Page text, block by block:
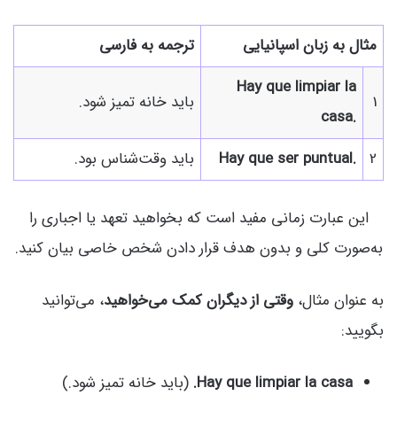
مثال به زبان اسپانیایی ترجمه به فارسی
1
Hay que limpiar la
casa.
باید خانه تمیز شود.
2
Hay que ser puntual. باید وقت‌شناس بود.
این عبارت زمانی مفید است که بخواهید تعهد یا اجباری را
به‌صورت کلی و بدون هدف قرار دادن شخص خاصی بیان کنید.
به عنوان مثال، وقتی از دیگران کمک می‌خواهید، می‌توانید
بگویید:
Hay que limpiar la casa. (باید خانه تمیز شود.)